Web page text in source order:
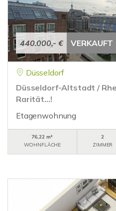
440.000,- € VERKAUFT
Düsseldorf
Düsseldorf-Altstadt /
Rarität...!
Etagenwohnung
76,22 m²
WOHNFLÄCHE
2
ZIMMER